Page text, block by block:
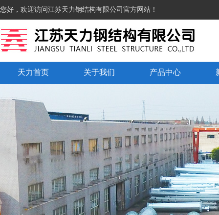
您好，欢迎访问江苏天力钢结构有限公司官方网站！
天力首页 关于我们 产品中心